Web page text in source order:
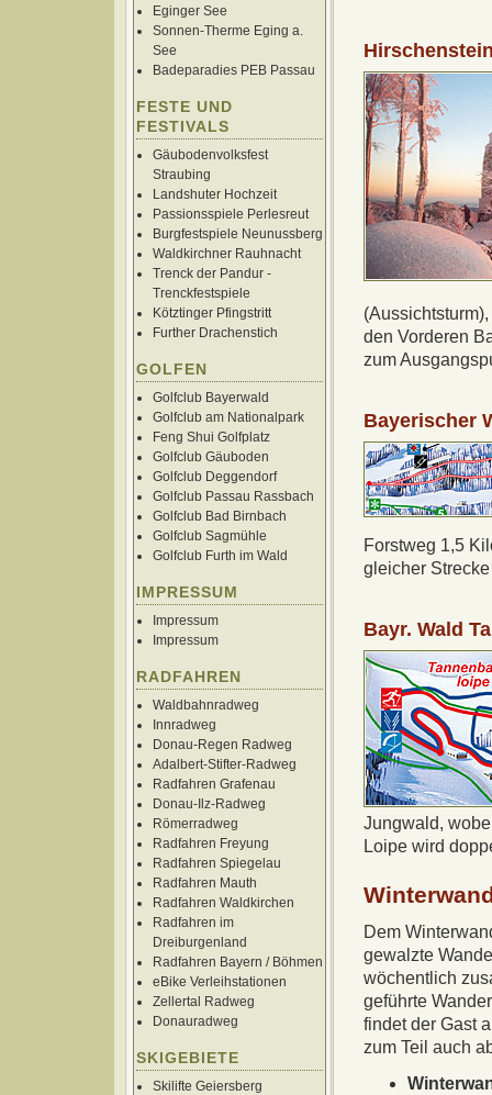
Eginger See
Sonnen-Therme Eging a.
See
Badeparadies PEB Passau
FESTE UND
FESTIVALS
Gäubodenvolksfest
Straubing
Landshuter Hochzeit
Passionsspiele Perlesreut
Burgfestspiele Neunussberg
Waldkirchner Rauhnacht
Trenck der Pandur -
Trenckfestspiele
Kötztinger Pfingstritt
Further Drachenstich
GOLFEN
Golfclub Bayerwald
Golfclub am Nationalpark
Feng Shui Golfplatz
Golfclub Gäuboden
Golfclub Deggendorf
Golfclub Passau Rassbach
Golfclub Bad Birnbach
Golfclub Sagmühle
Golfclub Furth im Wald
IMPRESSUM
Impressum
Impressum
RADFAHREN
Waldbahnradweg
Innradweg
Donau-Regen Radweg
Adalbert-Stifter-Radweg
Radfahren Grafenau
Donau-Ilz-Radweg
Römerradweg
Radfahren Freyung
Radfahren Spiegelau
Radfahren Mauth
Radfahren Waldkirchen
Radfahren im
Dreiburgenland
Radfahren Bayern / Böhmen
eBike Verleihstationen
Zellertal Radweg
Donauradweg
SKIGEBIETE
Skilifte Geiersberg
den Vorderen
zum
Bayerischer
Forstweg 1,5
gleicher
Bayr. Wald
Jungwald,
Loipe wird
Dem
gewalzte
wöchentlich
geführte
findet der Gast
zum Teil auch